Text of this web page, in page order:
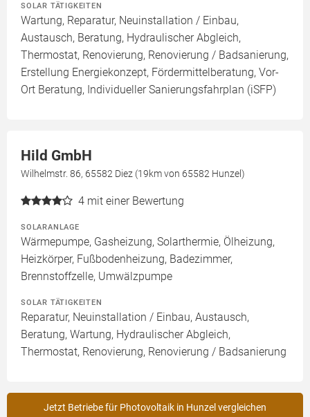
SOLAR TÄTIGKEITEN
Wartung, Reparatur, Neuinstallation / Einbau,
Austausch, Beratung, Hydraulischer Abgleich,
Thermostat, Renovierung, Renovierung / Badsanierung,
Erstellung Energiekonzept, Fördermittelberatung, Vor-
Ort Beratung, Individueller Sanierungsfahrplan (iSFP)
Hild GmbH
Wilhelmstr. 86, 65582 Diez (19km von 65582 Hunzel)
4 mit einer Bewertung
SOLARANLAGE
Wärmepumpe, Gasheizung, Solarthermie, Ölheizung,
Heizkörper, Fußbodenheizung, Badezimmer,
Brennstoffzelle, Umwälzpumpe
SOLAR TÄTIGKEITEN
Reparatur, Neuinstallation / Einbau, Austausch,
Beratung, Wartung, Hydraulischer Abgleich,
Thermostat, Renovierung, Renovierung / Badsanierung
Jetzt Betriebe für Photovoltaik in Hunzel vergleichen